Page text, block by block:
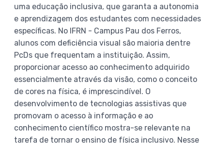
uma educação inclusiva, que garanta a autonomia
e aprendizagem dos estudantes com necessidades
específicas. No IFRN - Campus Pau dos Ferros,
alunos com deficiência visual são maioria dentre
PcDs que frequentam a instituição. Assim,
proporcionar acesso ao conhecimento adquirido
essencialmente através da visão, como o conceito
de cores na física, é imprescindível. O
desenvolvimento de tecnologias assistivas que
promovam o acesso à informação e ao
conhecimento científico mostra-se relevante na
tarefa de tornar o ensino de física inclusivo. Nesse